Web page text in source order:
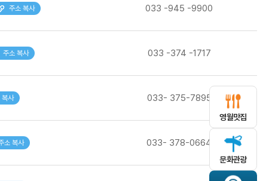
주소 복사 033 -945 -9900
주소 복사 033 -374 -1717
복사 033- 375-7895
소 복사 033- 378-0664
영월맛집
문화관광